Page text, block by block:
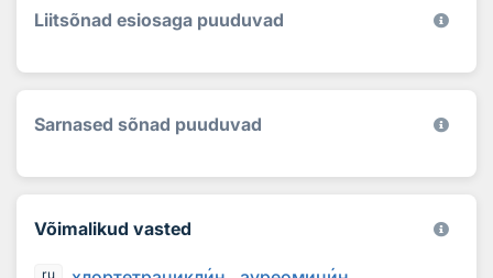
Liitsõnad esiosaga puuduvad
Sarnased sõnad puuduvad
Võimalikud vasted
ru